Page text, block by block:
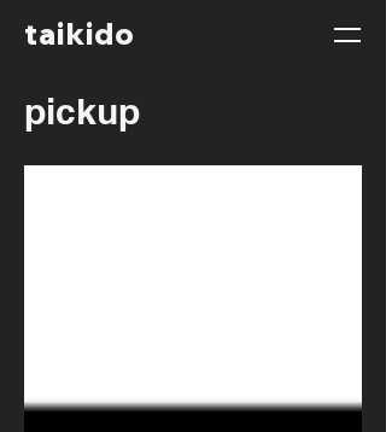
taikido
pickup